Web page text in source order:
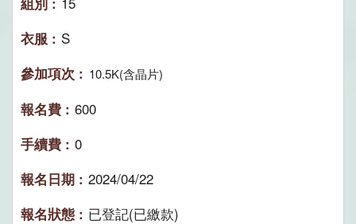
S
10.5K(含晶片)
600
0
2024/04/22
已登記(已繳款)